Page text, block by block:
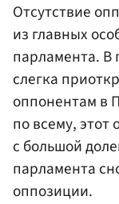
Отсутствие
из главных
парламента. В
слегка
оппонентам в
по всему, этот
с большой
парламента
оппозиции.